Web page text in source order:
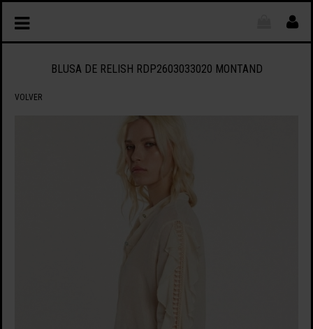
BLUSA DE RELISH RDP2603033020 MONTAND
VOLVER